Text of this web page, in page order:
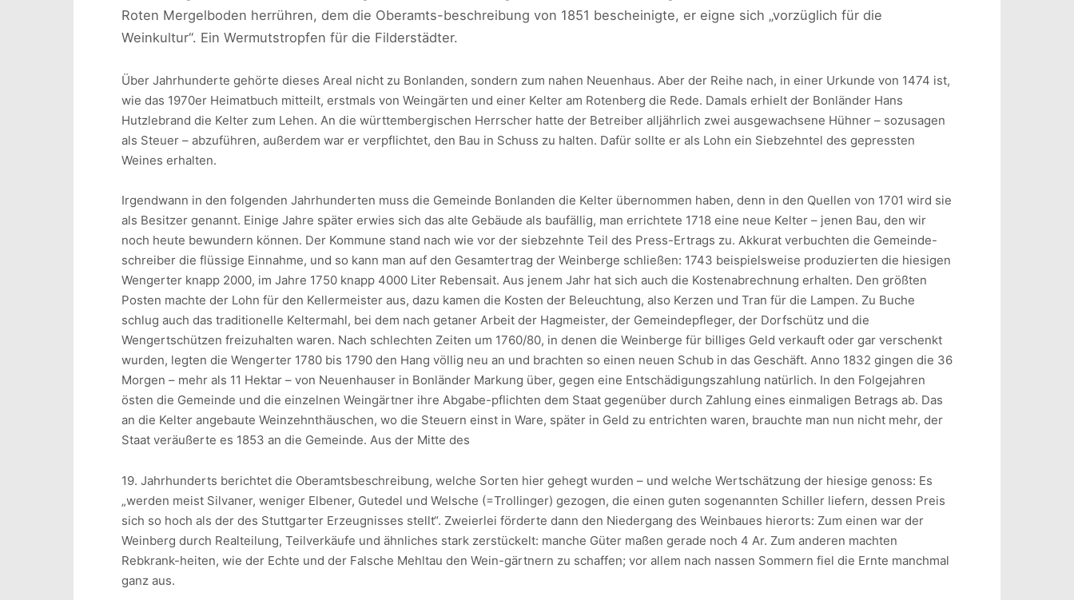
Roten Mergelboden herrühren, dem die Oberamts-beschreibung von 1851 bescheinigte, er eigne sich „vorzüglich für die
Weinkultur“. Ein Wermutstropfen für die Filderstädter.
Über Jahrhunderte gehörte dieses Areal nicht zu Bonlanden, sondern zum nahen Neuenhaus. Aber der Reihe nach, in einer Urkunde von 1474 ist,
wie das 1970er Heimatbuch mitteilt, erstmals von Weingärten und einer Kelter am Rotenberg die Rede. Damals erhielt der Bonländer Hans
Hutzlebrand die Kelter zum Lehen. An die württembergischen Herrscher hatte der Betreiber alljährlich zwei ausgewachsene Hühner – sozusagen
als Steuer – abzuführen, außerdem war er verpflichtet, den Bau in Schuss zu halten. Dafür sollte er als Lohn ein Siebzehntel des gepressten
Weines erhalten.
Irgendwann in den folgenden Jahrhunderten muss die Gemeinde Bonlanden die Kelter übernommen haben, denn in den Quellen von 1701 wird sie
als Besitzer genannt. Einige Jahre später erwies sich das alte Gebäude als baufällig, man errichtete 1718 eine neue Kelter – jenen Bau, den wir
noch heute bewundern können. Der Kommune stand nach wie vor der siebzehnte Teil des Press-Ertrags zu. Akkurat verbuchten die Gemeinde-
schreiber die flüssige Einnahme, und so kann man auf den Gesamtertrag der Weinberge schließen: 1743 beispielsweise produzierten die hiesigen
Wengerter knapp 2000, im Jahre 1750 knapp 4000 Liter Rebensait. Aus jenem Jahr hat sich auch die Kostenabrechnung erhalten. Den größten
Posten machte der Lohn für den Kellermeister aus, dazu kamen die Kosten der Beleuchtung, also Kerzen und Tran für die Lampen. Zu Buche
schlug auch das traditionelle Keltermahl, bei dem nach getaner Arbeit der Hagmeister, der Gemeindepfleger, der Dorfschütz und die
Wengertschützen freizuhalten waren. Nach schlechten Zeiten um 1760/80, in denen die Weinberge für billiges Geld verkauft oder gar verschenkt
wurden, legten die Wengerter 1780 bis 1790 den Hang völlig neu an und brachten so einen neuen Schub in das Geschäft. Anno 1832 gingen die 36
Morgen – mehr als 11 Hektar – von Neuenhauser in Bonländer Markung über, gegen eine Entschädigungszahlung natürlich. In den Folgejahren
östen die Gemeinde und die einzelnen Weingärtner ihre Abgabe-pflichten dem Staat gegenüber durch Zahlung eines einmaligen Betrags ab. Das
an die Kelter angebaute Weinzehnthäuschen, wo die Steuern einst in Ware, später in Geld zu entrichten waren, brauchte man nun nicht mehr, der
Staat veräußerte es 1853 an die Gemeinde. Aus der Mitte des
19. Jahrhunderts berichtet die Oberamtsbeschreibung, welche Sorten hier gehegt wurden – und welche Wertschätzung der hiesige genoss: Es
„werden meist Silvaner, weniger Elbener, Gutedel und Welsche (=Trollinger) gezogen, die einen guten sogenannten Schiller liefern, dessen Preis
sich so hoch als der des Stuttgarter Erzeugnisses stellt“. Zweierlei förderte dann den Niedergang des Weinbaues hierorts: Zum einen war der
Weinberg durch Realteilung, Teilverkäufe und ähnliches stark zerstückelt: manche Güter maßen gerade noch 4 Ar. Zum anderen machten
Rebkrank-heiten, wie der Echte und der Falsche Mehltau den Wein-gärtnern zu schaffen; vor allem nach nassen Sommern fiel die Ernte manchmal
ganz aus.